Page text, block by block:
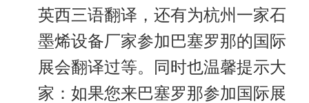
英西三语翻译，还有为杭州一家石
墨烯设备厂家参加巴塞罗那的国际
展会翻译过等。同时也温馨提示大
家：如果您来巴塞罗那参加国际展